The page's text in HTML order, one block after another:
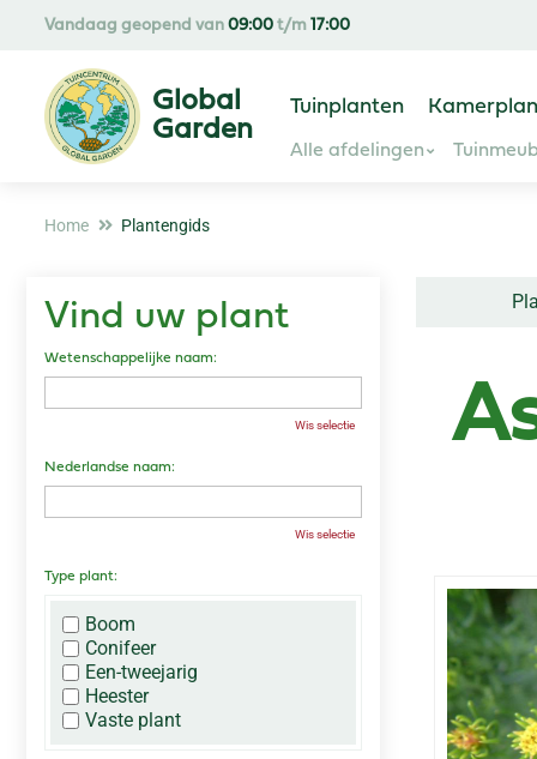
Home Plantengids
Vandaag geopend van 09:00 t/m 17:00
Tuinplanten
Alle afdelingen
Vind uw plant
Wetenschappelijke naam:
Wis selectie
Nederlandse naam:
Wis selectie
Type plant:
Boom
Conifeer
Een-tweejarig
Heester
Vaste plant